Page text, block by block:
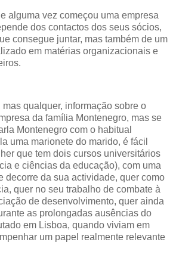
alguma vez começou uma empresa
dos contactos dos seus sócios,
consegue juntar, mas também de um
em matérias organizacionais e
qualquer, informação sobre o
da família Montenegro, mas se
Montenegro com o habitual
uma marionete do marido, é fácil
que tem dois cursos universitários
e ciências da educação), com uma
decorre da sua actividade, quer como
quer no seu trabalho de combate à
de desenvolvimento, quer ainda
as prolongadas ausências do
em Lisboa, quando viviam em
um papel realmente relevante